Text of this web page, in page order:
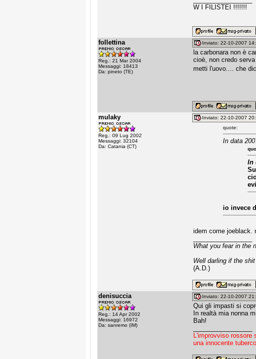
W I FILISTEI !!!!!!!
follettina
Reg.: 21 Mar 2004
Messaggi: 18413
Da: pineto (TE)
Inviato: 22-10-2007
la carbonara non è
cioè, non credo
metti l'uovo.... che
mulaky
Reg.: 09 Lug 2002
Messaggi: 32104
Da: Catania (CT)
Inviato: 22-10-2007
quote:
In data
In
io invece
idem come joeblack.
What you fear in the
Well darling if the
(A.D.)
denisuccia
Reg.: 14 Apr 2002
Messaggi: 16972
Da: sanremo (IM)
Inviato: 22-10-2007
Qui gli impasti si
In realtà mia nonna
Bah!
L'improvviso rossore
una innocente